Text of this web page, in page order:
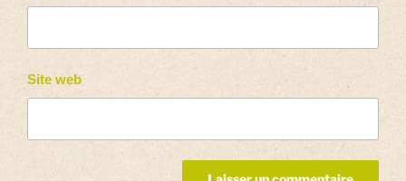
Site web